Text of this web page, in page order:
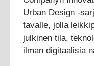
Urban Design -
tavalle, jolla
julkinen tila,
ilman digitaalisia